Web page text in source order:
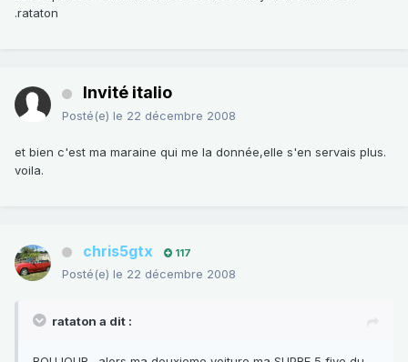
.rataton
Invité italio
Posté(e) le 22 décembre 2008
et bien c'est ma maraine qui me la donnée,elle s'en servais plus.
voila.
chris5gtx 117
Posté(e) le 22 décembre 2008
rataton a dit :